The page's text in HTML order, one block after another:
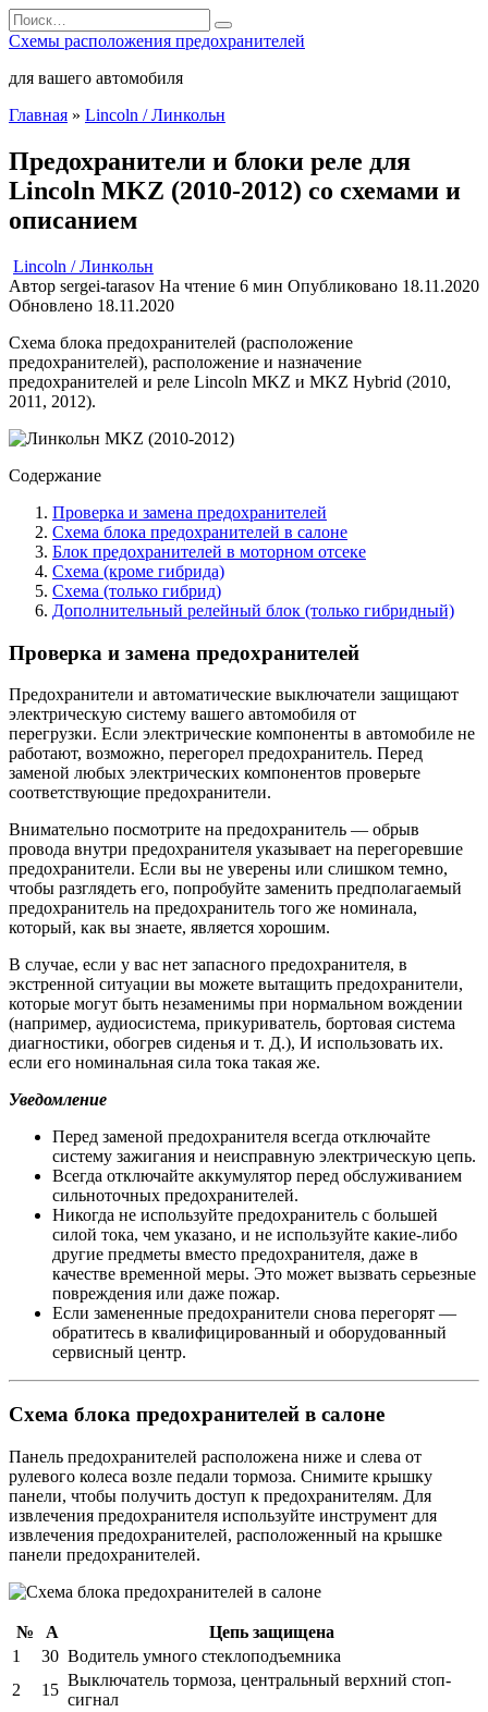
Перейти
к
содержанию
Search
for:
Схемы расположения предохранителей
для вашего автомобиля
Главная » Lincoln / Линкольн
Предохранители и блоки реле для
Lincoln MKZ (2010-2012) со схемами и
описанием
Lincoln / Линкольн
Автор sergei-tarasov На чтение 6 мин Опубликовано 18.11.2020
Обновлено 18.11.2020
Схема блока предохранителей (расположение
предохранителей), расположение и назначение
предохранителей и реле Lincoln MKZ и MKZ Hybrid (2010,
2011, 2012).
Содержание
Проверка и замена предохранителей
Схема блока предохранителей в салоне
Блок предохранителей в моторном отсеке
Схема (кроме гибрида)
Схема (только гибрид)
Дополнительный релейный блок (только гибридный)
Проверка и замена предохранителей
Предохранители и автоматические выключатели защищают
электрическую систему вашего автомобиля от
перегрузки. Если электрические компоненты в автомобиле не
работают, возможно, перегорел предохранитель. Перед
заменой любых электрических компонентов проверьте
соответствующие предохранители.
Внимательно посмотрите на предохранитель — обрыв
провода внутри предохранителя указывает на перегоревшие
предохранители. Если вы не уверены или слишком темно,
чтобы разглядеть его, попробуйте заменить предполагаемый
предохранитель на предохранитель того же номинала,
который, как вы знаете, является хорошим.
В случае, если у вас нет запасного предохранителя, в
экстренной ситуации вы можете вытащить предохранители,
которые могут быть незаменимы при нормальном вождении
(например, аудиосистема, прикуриватель, бортовая система
диагностики, обогрев сиденья и т. Д.), И использовать их.
если его номинальная сила тока такая же.
Уведомление
Перед заменой предохранителя всегда отключайте
систему зажигания и неисправную электрическую цепь.
Всегда отключайте аккумулятор перед обслуживанием
сильноточных предохранителей.
Никогда не используйте предохранитель с большей
силой тока, чем указано, и не используйте какие-либо
другие предметы вместо предохранителя, даже в
качестве временной меры. Это может вызвать серьезные
повреждения или даже пожар.
Если замененные предохранители снова перегорят —
обратитесь в квалифицированный и оборудованный
сервисный центр.
Схема блока предохранителей в салоне
Панель предохранителей расположена ниже и слева от
рулевого колеса возле педали тормоза. Снимите крышку
панели, чтобы получить доступ к предохранителям. Для
извлечения предохранителя используйте инструмент для
извлечения предохранителей, расположенный на крышке
панели предохранителей.
№ А
Цепь защищена
1
30 Водитель умного стеклоподъемника
2
15
Выключатель тормоза, центральный верхний стоп-
сигнал